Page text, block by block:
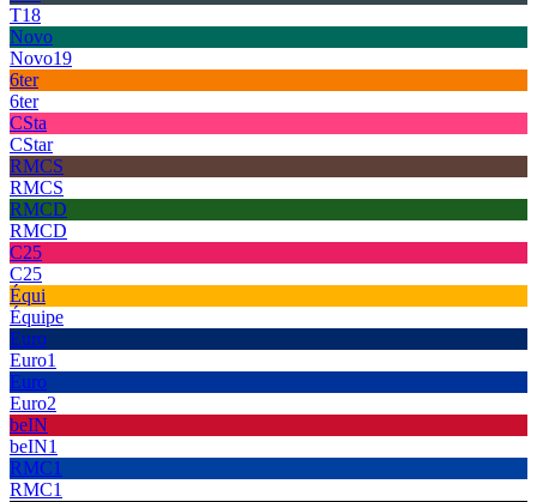
T18
Novo
Novo19
6ter
6ter
CSta
CStar
RMCS
RMCS
RMCD
RMCD
C25
C25
Équi
Équipe
Euro
Euro1
Euro
Euro2
beIN
beIN1
RMC1
RMC1